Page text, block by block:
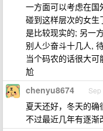
一方面可以考虑在
碰到这样层次的女生
是比较现实的; 另一
别人少奋斗十几人,
当个码农的话很大
尬
chenyu8674
夏天还好，冬天的确
不过最近几年有逐渐